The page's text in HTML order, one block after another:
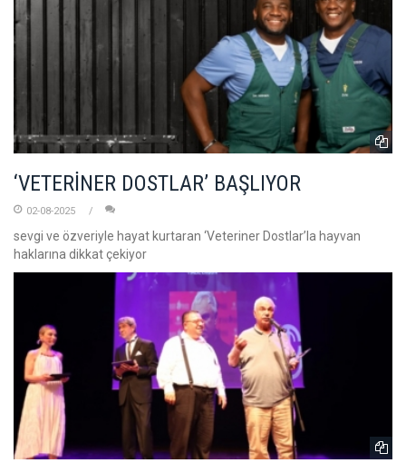
‘VETERİNER DOSTLAR’ BAŞLIYOR
02-08-2025
sevgi ve özveriyle hayat kurtaran ‘Veteriner Dostlar’la hayvan
haklarına dikkat çekiyor